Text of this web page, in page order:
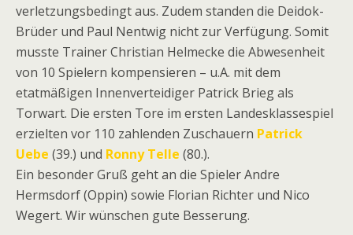
verletzungsbedingt aus. Zudem standen die Deidok-
Brüder und Paul Nentwig nicht zur Verfügung. Somit
musste Trainer Christian Helmecke die Abwesenheit
von 10 Spielern kompensieren – u.A. mit dem
etatmäßigen Innenverteidiger Patrick Brieg als
Torwart. Die ersten Tore im ersten Landesklassespiel
erzielten vor 110 zahlenden Zuschauern Patrick
Uebe (39.) und Ronny Telle (80.).
Ein besonder Gruß geht an die Spieler Andre
Hermsdorf (Oppin) sowie Florian Richter und Nico
Wegert. Wir wünschen gute Besserung.